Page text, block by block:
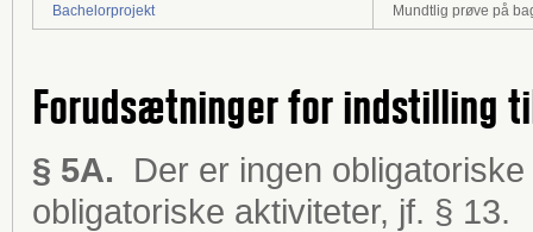
Bachelorprojekt Mundtlig prøve på
Forudsætninger for indstilling
§ 5A. Der er ingen
obligatoriske aktiviteter, jf. § 13.